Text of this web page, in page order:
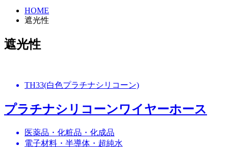
HOME
遮光性
遮光性
TH33(白色プラチナシリコーン)
プラチナシリコーンワイヤーホース
医薬品・化粧品・化成品
電子材料・半導体・超純水